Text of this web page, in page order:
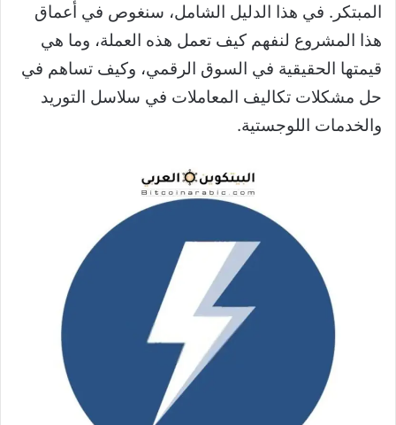
المبتكر. في هذا الدليل الشامل، سنغوص في أعماق
هذا المشروع لنفهم كيف تعمل هذه العملة، وما هي
قيمتها الحقيقية في السوق الرقمي، وكيف تساهم في
حل مشكلات تكاليف المعاملات في سلاسل التوريد
والخدمات اللوجستية.